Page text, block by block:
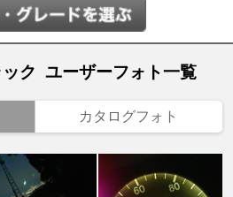
ク ユーザーフォト一覧
カタログフォト